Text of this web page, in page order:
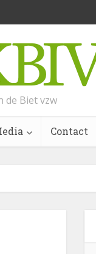
de Biet vzw
Contact